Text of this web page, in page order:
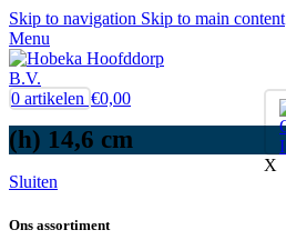
Skip to navigation Skip to main content
Menu
X
0 artikelen €0,00
(h) 14,6 cm
Sluiten
Ons assortiment